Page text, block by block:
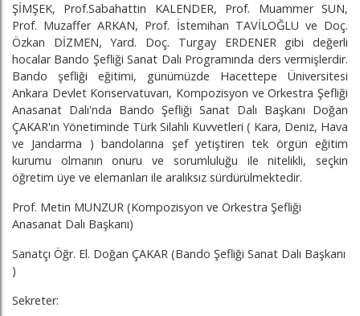
ŞİMŞEK, Prof.Sabahattin KALENDER, Prof. Muammer SUN,
Prof. Muzaffer ARKAN, Prof. İstemihan TAVİLOĞLU ve Doç.
Özkan DİZMEN, Yard. Doç. Turgay ERDENER gibi değerli
hocalar Bando Şefliği Sanat Dalı Programında ders vermişlerdir.
Bando şefliği eğitimi, günümüzde Hacettepe Üniversitesi
Ankara Devlet Konservatuvarı, Kompozisyon ve Orkestra Şefliği
Anasanat Dalı'nda Bando Şefliği Sanat Dalı Başkanı Doğan
ÇAKAR'ın Yönetiminde Türk Silahlı Kuvvetleri ( Kara, Deniz, Hava
ve Jandarma ) bandolarına şef yetiştiren tek örgün eğitim
kurumu olmanın onuru ve sorumluluğu ile nitelikli, seçkin
öğretim üye ve elemanları ile aralıksız sürdürülmektedir.
Prof. Metin MUNZUR (Kompozisyon ve Orkestra Şefliği
Anasanat Dalı Başkanı)
Sanatçı Öğr. El. Doğan ÇAKAR (Bando Şefliği Sanat Dalı Başkanı
)
Sekreter: